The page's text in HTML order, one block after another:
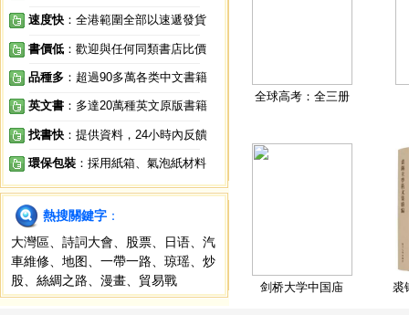
速度快 ：全港範圍全部以速遞發貨
書價低 ：歡迎與任何同類書店比價
品種多 ：超過90多萬各类中文書籍
英文書 ：多達20萬種英文原版書籍
找書快 ：提供資料，24小時內反饋
環保包裝 ：採用紙箱、氣泡紙材料
熱搜關鍵字 ：
大灣區
詩詞大會 股票 日语
汽
車維修
地图 一帶一路 琼瑶
炒
股
絲綢之路 漫畫 貿易戰
全球高考：全三册
剑桥大学中国庙 裘